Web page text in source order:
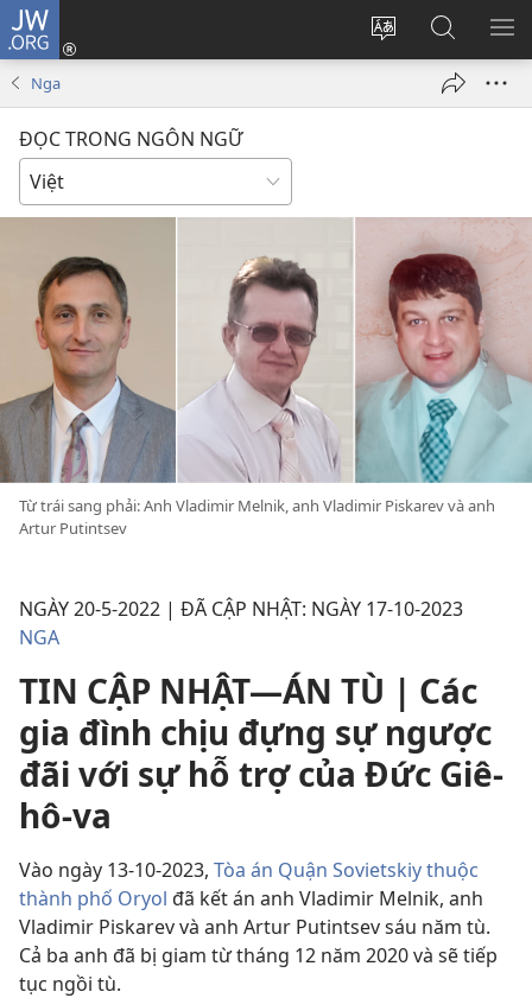
JW.ORG
Thay
Đăng
nhập
Tìm
kiếm
JW.ORG
Nga
ĐỌC TRONG NGÔN NGỮ
Từ trái sang phải: Anh Vladimir Melnik, anh Vladimir Piskarev và anh
Artur Putintsev
NGÀY 20-5-2022 | ĐÃ CẬP NHẬT: NGÀY 17-10-2023
NGA
TIN CẬP NHẬT—ÁN TÙ | Các
gia đình chịu đựng sự ngược
đãi với sự hỗ trợ của Đức Giê-
hô-va
Vào ngày 13-10-2023, Tòa án Quận Sovietskiy thuộc
thành phố Oryol đã kết án anh Vladimir Melnik, anh
Vladimir Piskarev và anh Artur Putintsev sáu năm tù.
Cả ba anh đã bị giam từ tháng 12 năm 2020 và sẽ tiếp
tục ngồi tù.